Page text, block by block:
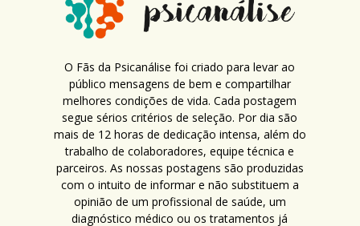
O Fãs da Psicanálise foi criado para levar ao
público mensagens de bem e compartilhar
melhores condições de vida. Cada postagem
segue sérios critérios de seleção. Por dia são
mais de 12 horas de dedicação intensa, além do
trabalho de colaboradores, equipe técnica e
parceiros. As nossas postagens são produzidas
com o intuito de informar e não substituem a
opinião de um profissional de saúde, um
diagnóstico médico ou os tratamentos já